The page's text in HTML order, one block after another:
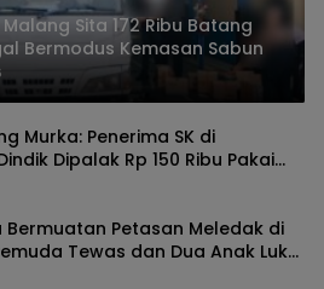
Sita 172 Ribu Batang
Bermodus Kemasan Sabun
Murka: Penerima SK di
Dipalak Rp 150 Ribu Pakai
KPK Turut Pantau
Bermuatan Petasan Meledak di
Tewas dan Dua Anak Luka